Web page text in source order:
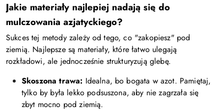
Jakie materiały najlepiej nadają się do
mulczowania azjatyckiego?
Sukces tej metody zależy od tego, co "zakopiesz" pod
ziemią. Najlepsze są materiały, które łatwo ulegają
rozkładowi, ale jednocześnie strukturyzują glebę.
Skoszona trawa: Idealna, bo bogata w azot. Pamiętaj,
tylko by była lekko podsuszona, aby nie zagrzała się
zbyt mocno pod ziemią.